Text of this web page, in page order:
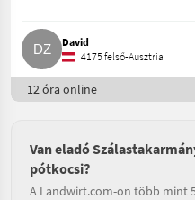
David
4175 felső-Ausztria
12 óra online
Van eladó
pótkocsi?
A Landwirt.com-on több mint